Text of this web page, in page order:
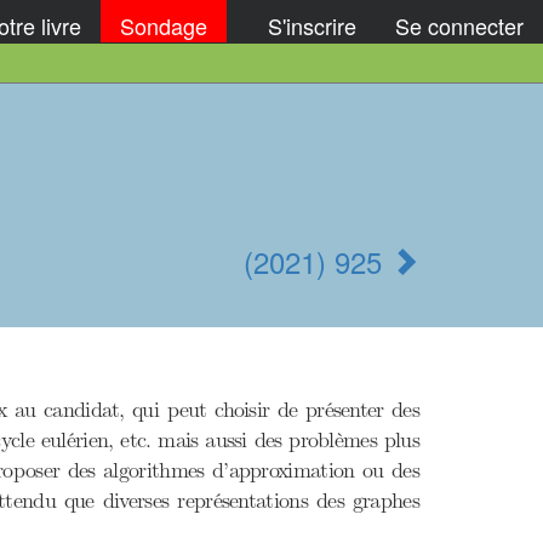
livre Sondage S'inscrire Se connecter
(2021) 925
candidat, qui peut choisir de présenter des
eulérien, etc. mais aussi des problèmes plus
des algorithmes d’approximation ou des
que diverses représentations des graphes